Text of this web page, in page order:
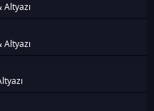
Altyazı
Altyazı